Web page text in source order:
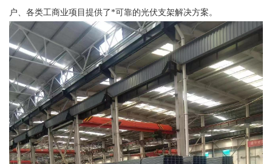
户、各类工商业项目提供了*可靠的光伏支架解决方案。